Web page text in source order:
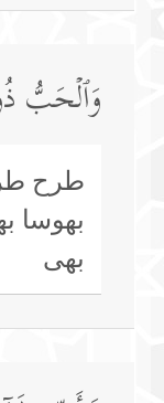
وَٱلۡحَبُّ
طرح
بھوسا
بھی